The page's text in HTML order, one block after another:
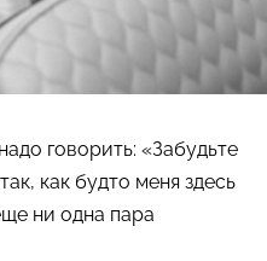
говорить: «Забудьте
как будто меня здесь
ни одна пара